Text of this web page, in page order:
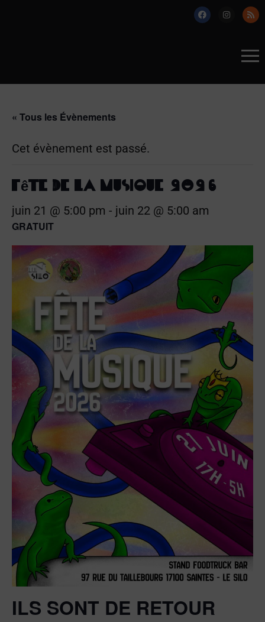
« Tous les Évènements
Cet évènement est passé.
Fête de la musique 2026
juin 21 @ 5:00 pm - juin 22 @ 5:00 am
GRATUIT
ILS SONT DE RETOUR